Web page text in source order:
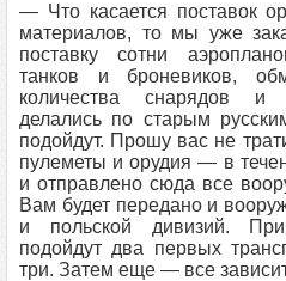
— Что касается поставок
материалов, то мы уже
поставку сотни
танков и броневиков,
количества снарядов и
делались по старым
подойдут. Прошу вас не
пулеметы и орудия — в
и отправлено сюда все
Вам будет передано и
и польской дивизий.
подойдут два первых
три. Затем еще — все